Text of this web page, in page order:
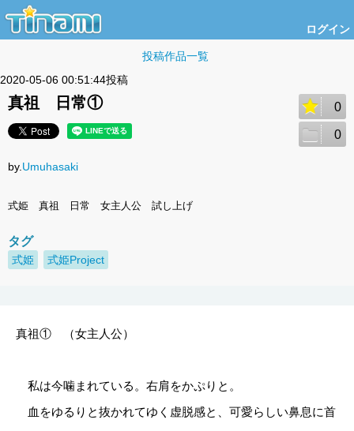
ログイン
投稿作品一覧
2020-05-06 00:51:44投稿
真祖 日常① 0
0
by. Umuhasaki
式姫 真祖 日常 女主人公 試し上げ
タグ
式姫 式姫Project
真祖① （女主人公）
私は今噛まれている。右肩をかぷりと。
血をゆるりと抜かれてゆく虚脱感と、可愛らしい鼻息に首